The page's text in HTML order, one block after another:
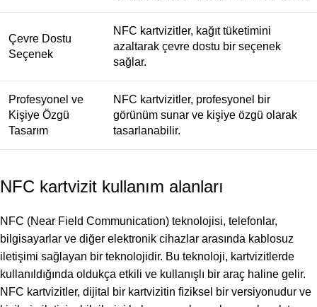
Çevre Dostu
Seçenek
NFC kartvizitler, kağıt tüketimini
azaltarak çevre dostu bir seçenek
sağlar.
Profesyonel ve
Kişiye Özgü
Tasarım
NFC kartvizitler, profesyonel bir
görünüm sunar ve kişiye özgü olarak
tasarlanabilir.
NFC kartvizit kullanım alanları
NFC (Near Field Communication) teknolojisi, telefonlar,
bilgisayarlar ve diğer elektronik cihazlar arasında kablosuz
iletişimi sağlayan bir teknolojidir. Bu teknoloji, kartvizitlerde
kullanıldığında oldukça etkili ve kullanışlı bir araç haline gelir.
NFC kartvizitler, dijital bir kartvizitin fiziksel bir versiyonudur ve